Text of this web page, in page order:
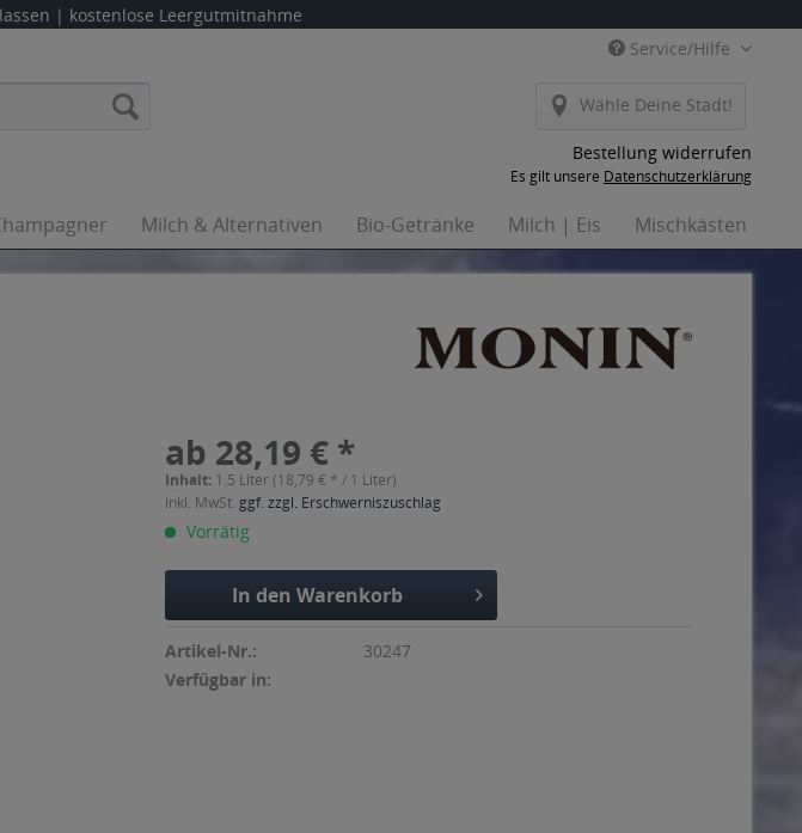
| kostenlose Leergutmitnahme
Service/Hilfe
Wähle Deine Stadt!
Bestellung widerrufen
Es gilt unsere Datenschutzerklärung
Milch & Alternativen Bio-Getränke Milch | Eis Mischkästen
ab 28,19 € *
Inhalt: 1.5 Liter (18,79 € * / 1 Liter)
inkl. MwSt. ggf. zzgl. Erschwerniszuschlag
Vorrätig
In den Warenkorb
Artikel-Nr.:
30247
Verfügbar in: